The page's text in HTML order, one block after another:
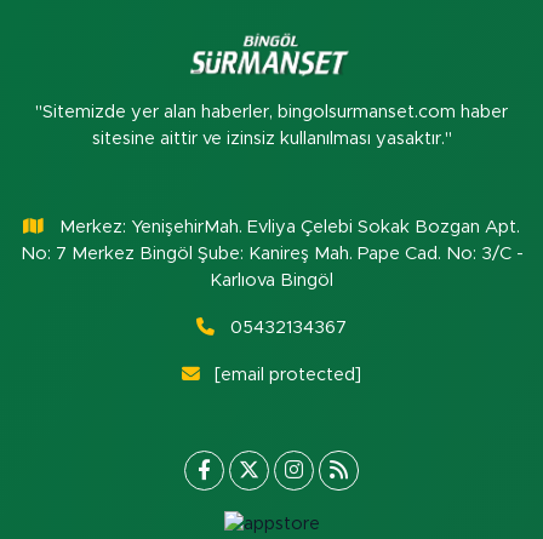
"Sitemizde yer alan haberler, bingolsurmanset.com haber
sitesine aittir ve izinsiz kullanılması yasaktır."
Merkez: YenişehirMah. Evliya Çelebi Sokak Bozgan Apt.
No: 7 Merkez Bingöl Şube: Kanireş Mah. Pape Cad. No: 3/C -
Karlıova Bingöl
05432134367
[email protected]